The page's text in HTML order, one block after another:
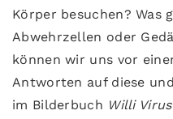
Körper besuchen? Was
Abwehrzellen oder
können wir uns vor
Antworten auf diese
im Bilderbuch Willi